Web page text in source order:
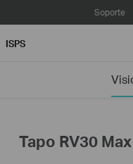
Soporte
ISPS
Tapo RV30